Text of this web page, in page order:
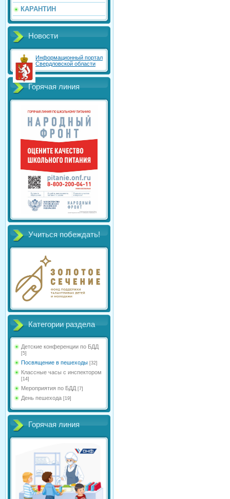
КАРАНТИН
Новости
Информационный портал
Свердловской области
Горячая линия
Учиться побеждать!
Категории раздела
Детские конференции по БДД
[5]
Посвящение в пешеходы [32]
Классные часы с инспектором
[14]
Мероприятия по БДД [7]
День пешехода [19]
Горячая линия